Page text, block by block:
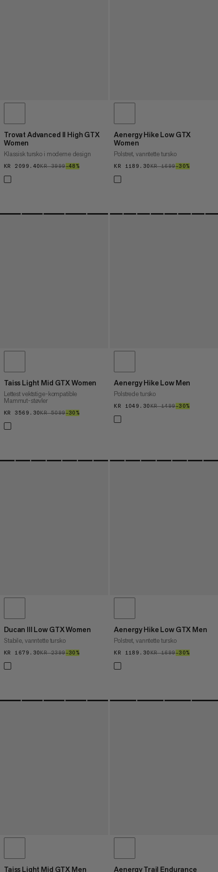
Trovat Advanced II High GTX
Women
Klassisk tursko i moderne design
KR 2099.40KR 2099.40
KR 3999KR 3999
–48%
Aenergy Hike Low GTX
Women
Polstret, vanntette tursko
KR 1189.30KR 1189.30
KR 1699KR 1699
–30%
Taiss Light Mid GTX Women
Lettest vektstige-kompatible
Mammut-støvler
KR 3569.30KR 3569.30
KR 5099KR 5099
–30%
Aenergy Hike Low Men
Polstrede tursko
KR 1049.30KR 1049.30
KR 1499KR 1499
–30%
Ducan III Low GTX Women
Stabile, vanntette tursko
KR 1679.30KR 1679.30
KR 2399KR 2399
–30%
Aenergy Hike Low GTX Men
Polstret, vanntette tursko
KR 1189.30KR 1189.30
KR 1699KR 1699
–30%
Taiss Light Mid GTX Men
Aenergy Trail Endurance